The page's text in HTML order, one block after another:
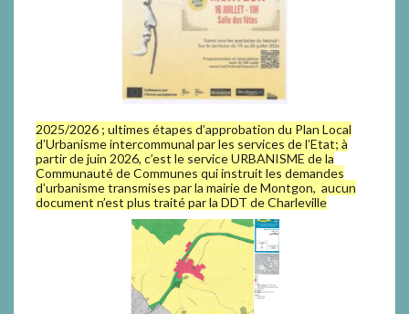
2025/2026 ; ultimes étapes d’approbation du Plan Local
d’Urbanisme intercommunal par les services de l’Etat; à
partir de juin 2026, c’est le service URBANISME de la
Communauté de Communes qui instruit les demandes
d’urbanisme transmises par la mairie de Montgon, aucun
document n’est plus traité par la DDT de Charleville